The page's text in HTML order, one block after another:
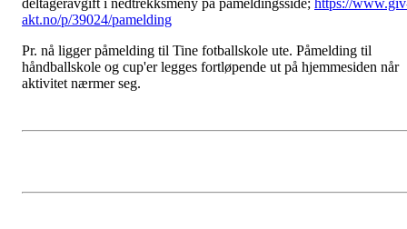
deltageravgift i nedtrekksmeny på påmeldingsside; https://
akt.no/p/39024/pamelding
Pr. nå ligger påmelding til Tine fotballskole ute. Påmelding til
håndballskole og cup'er legges fortløpende ut på hjemmesiden når
aktivitet nærmer seg.